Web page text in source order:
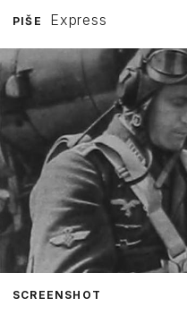
PIŠE Express
SCREENSHOT